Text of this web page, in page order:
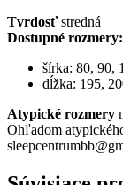
Tvrdosť stredná
Dostupné rozmery:
šírka: 80, 90,
dĺžka: 195,
Atypické rozmery
Ohľadom